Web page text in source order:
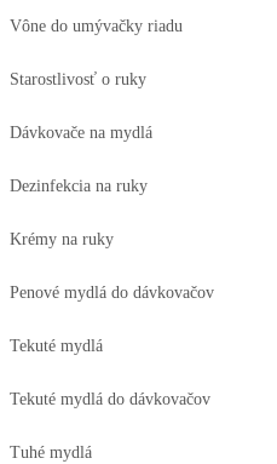
Vône do umývačky riadu
Starostlivosť o ruky
Dávkovače na mydlá
Dezinfekcia na ruky
Krémy na ruky
Penové mydlá do dávkovačov
Tekuté mydlá
Tekuté mydlá do dávkovačov
Tuhé mydlá